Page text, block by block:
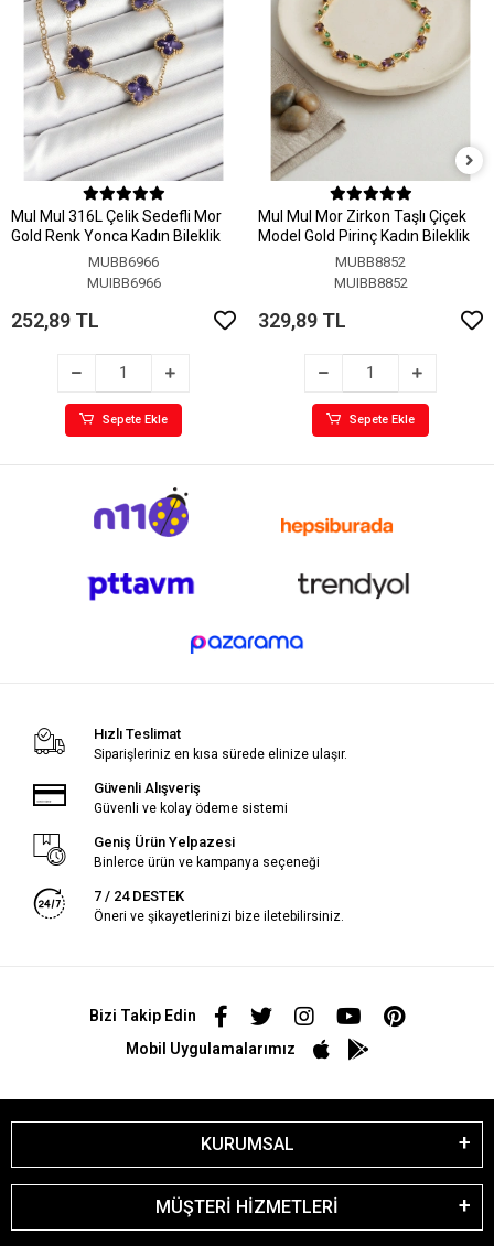
MuI MuI 316L Çelik Sedefli Mor
Gold Renk Yonca Kadın Bileklik
MUBB6966
MUIBB6966
252,89 TL
Sepete Ekle
MuI MuI Mor Zirkon Taşlı Çiçek
Model Gold Pirinç Kadın Bileklik
MUBB8852
MUIBB8852
329,89 TL
Sepete Ekle
Hızlı Teslimat
Siparişleriniz en kısa sürede elinize ulaşır.
Güvenli Alışveriş
Güvenli ve kolay ödeme sistemi
Geniş Ürün Yelpazesi
Binlerce ürün ve kampanya seçeneği
7 / 24 DESTEK
Öneri ve şikayetlerinizi bize iletebilirsiniz.
Bizi Takip Edin
Mobil Uygulamalarımız
KURUMSAL
MÜŞTERİ HİZMETLERİ